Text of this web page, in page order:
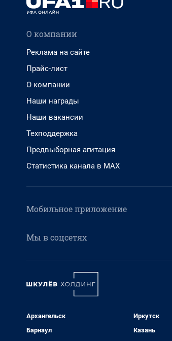
О компании
Реклама на сайте
Прайс-лист
О компании
Наши награды
Наши вакансии
Техподдержка
Предвыборная агитация
Статистика канала в MAX
Мобильное приложение
Мы в соцсетях
Архангельск
Барнаул
Иркутск
Казань